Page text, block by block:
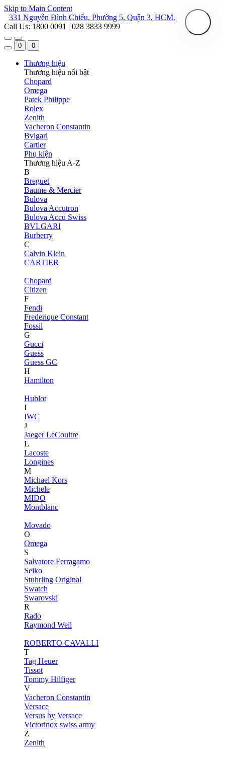
Skip to Main Content
331 Nguyễn Đình Chiểu, Phường 5, Quận 3, HCM.
Call Us: 1800 0091 | 028 3833 9999
0 0
Thương hiệu
Thương hiệu nổi bật
Chopard
Omega
Patek Philippe
Rolex
Zenith
Vacheron Constantin
Bvlgari
Cartier
Phụ kiện
Thương hiệu A-Z
B
Breguet
Baume & Mercier
Bulova
Bulova Accutron
Bulova Accu Swiss
BVLGARI
Burberry
C
Calvin Klein
CARTIER
Chopard
Citizen
F
Fendi
Frederique Constant
Fossil
G
Gucci
Guess
Guess GC
H
Hamilton
Hublot
I
IWC
J
Jaeger LeCoultre
L
Lacoste
Longines
M
Michael Kors
Michele
MIDO
Montblanc
Movado
O
Omega
S
Salvatore Ferragamo
Seiko
Stuhrling Original
Swatch
Swarovski
R
Rado
Raymond Weil
ROBERTO CAVALLI
T
Tag Heuer
Tissot
Tommy Hilfiger
V
Vacheron Constantin
Versace
Versus by Versace
Victorinox swiss army
Z
Zenith